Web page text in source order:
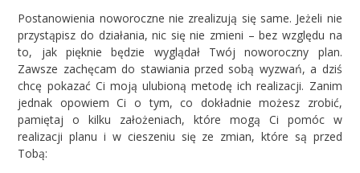
Postanowienia noworoczne nie zrealizują się same. Jeżeli nie
przystąpisz do działania, nic się nie zmieni – bez względu na
to, jak pięknie będzie wyglądał Twój noworoczny plan.
Zawsze zachęcam do stawiania przed sobą wyzwań, a dziś
chcę pokazać Ci moją ulubioną metodę ich realizacji. Zanim
jednak opowiem Ci o tym, co dokładnie możesz zrobić,
pamiętaj o kilku założeniach, które mogą Ci pomóc w
realizacji planu i w cieszeniu się ze zmian, które są przed
Tobą: